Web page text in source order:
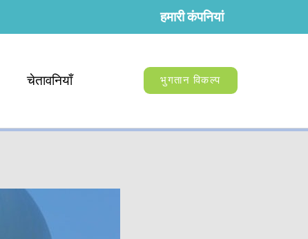
हमारी कंपनियां
चेतावनियाँ भुगतान विकल्प